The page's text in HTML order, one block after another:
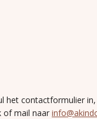
het contactformulier
of mail naar